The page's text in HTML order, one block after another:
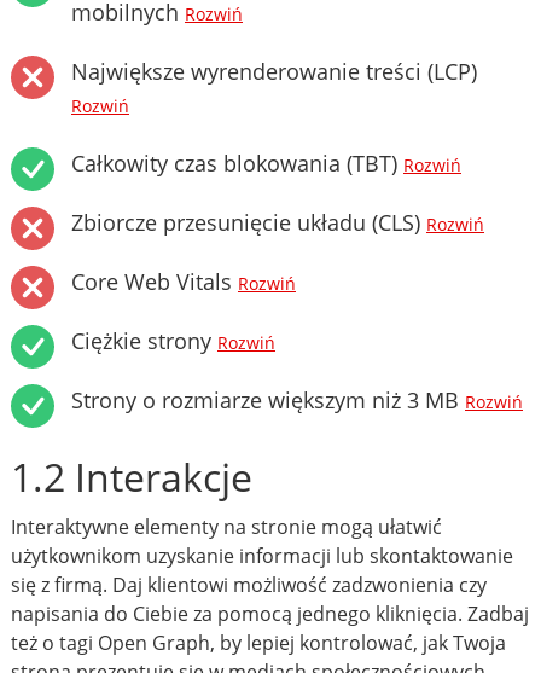
mobilnych Rozwiń
Największe wyrenderowanie treści (LCP)
Rozwiń
Całkowity czas blokowania (TBT) Rozwiń
Zbiorcze przesunięcie układu (CLS) Rozwiń
Core Web Vitals Rozwiń
Ciężkie strony Rozwiń
Strony o rozmiarze większym niż 3 MB Rozwiń
1.2 Interakcje
Interaktywne elementy na stronie mogą ułatwić
użytkownikom uzyskanie informacji lub skontaktowanie
się z firmą. Daj klientowi możliwość zadzwonienia czy
napisania do Ciebie za pomocą jednego kliknięcia. Zadbaj
też o tagi Open Graph, by lepiej kontrolować, jak Twoja